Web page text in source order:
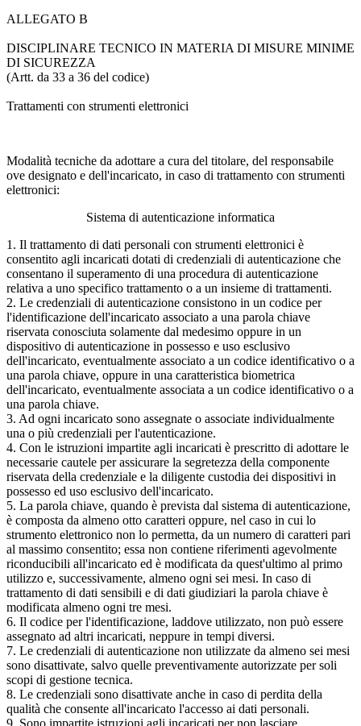
ALLEGATO B
DISCIPLINARE TECNICO IN MATERIA DI MISURE MINIME
DI SICUREZZA
(Artt. da 33 a 36 del codice)
Trattamenti con strumenti elettronici
Modalità tecniche da adottare a cura del titolare, del responsabile
ove designato e dell'incaricato, in caso di trattamento con strumenti
elettronici:
Sistema di autenticazione informatica
1. Il trattamento di dati personali con strumenti elettronici è
consentito agli incaricati dotati di credenziali di autenticazione che
consentano il superamento di una procedura di autenticazione
relativa a uno specifico trattamento o a un insieme di trattamenti.
2. Le credenziali di autenticazione consistono in un codice per
l'identificazione dell'incaricato associato a una parola chiave
riservata conosciuta solamente dal medesimo oppure in un
dispositivo di autenticazione in possesso e uso esclusivo
dell'incaricato, eventualmente associato a un codice identificativo o a
una parola chiave, oppure in una caratteristica biometrica
dell'incaricato, eventualmente associata a un codice identificativo o a
una parola chiave.
3. Ad ogni incaricato sono assegnate o associate individualmente
una o più credenziali per l'autenticazione.
4. Con le istruzioni impartite agli incaricati è prescritto di adottare le
necessarie cautele per assicurare la segretezza della componente
riservata della credenziale e la diligente custodia dei dispositivi in
possesso ed uso esclusivo dell'incaricato.
5. La parola chiave, quando è prevista dal sistema di autenticazione,
è composta da almeno otto caratteri oppure, nel caso in cui lo
strumento elettronico non lo permetta, da un numero di caratteri pari
al massimo consentito; essa non contiene riferimenti agevolmente
riconducibili all'incaricato ed è modificata da quest'ultimo al primo
utilizzo e, successivamente, almeno ogni sei mesi. In caso di
trattamento di dati sensibili e di dati giudiziari la parola chiave è
modificata almeno ogni tre mesi.
6. Il codice per l'identificazione, laddove utilizzato, non può essere
assegnato ad altri incaricati, neppure in tempi diversi.
7. Le credenziali di autenticazione non utilizzate da almeno sei mesi
sono disattivate, salvo quelle preventivamente autorizzate per soli
scopi di gestione tecnica.
8. Le credenziali sono disattivate anche in caso di perdita della
qualità che consente all'incaricato l'accesso ai dati personali.
9. Sono impartite istruzioni agli incaricati per non lasciare